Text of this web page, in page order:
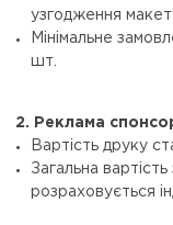
узгодження
Мінімальне
шт.
2. Реклама
Вартість друку
Загальна
розраховується